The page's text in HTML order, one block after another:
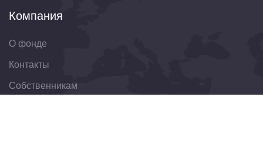
Компания
О фонде
Контакты
Собственникам